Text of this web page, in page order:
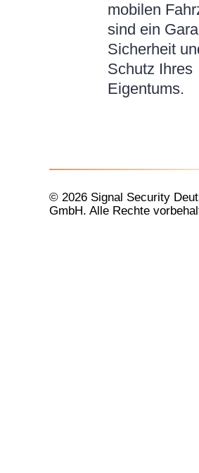
mobilen
sind ein
Sicherheit
Schutz Ihres
Eigentums.
© 2026 Signal Security
GmbH. Alle Rechte